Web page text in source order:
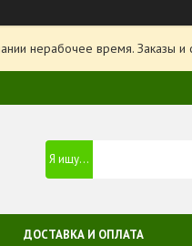
нерабочее время. Заказы
ДОСТАВКА И ОПЛАТА